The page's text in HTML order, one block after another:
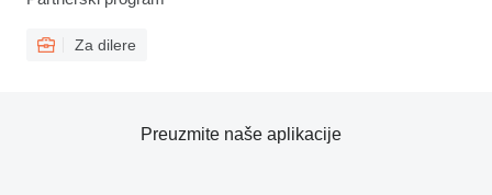
Za dilere
Preuzmite naše aplikacije